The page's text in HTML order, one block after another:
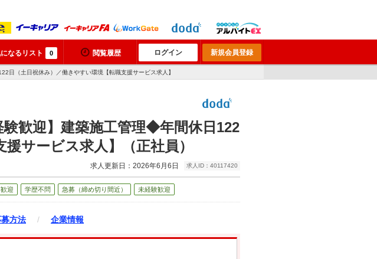
なるリスト 0 閲覧履歴 ログイン 新規会員登録
日（土日祝休み）／働きやすい環境【転職支援サービス求人】
験歓迎】建築施工管理◆年間休日122
サービス求人】（正社員）
求人更新日：2026年6月6日 求人ID：40117420
迎 学歴不問 急募（締め切り間近） 未経験歓迎
募方法 / 企業情報